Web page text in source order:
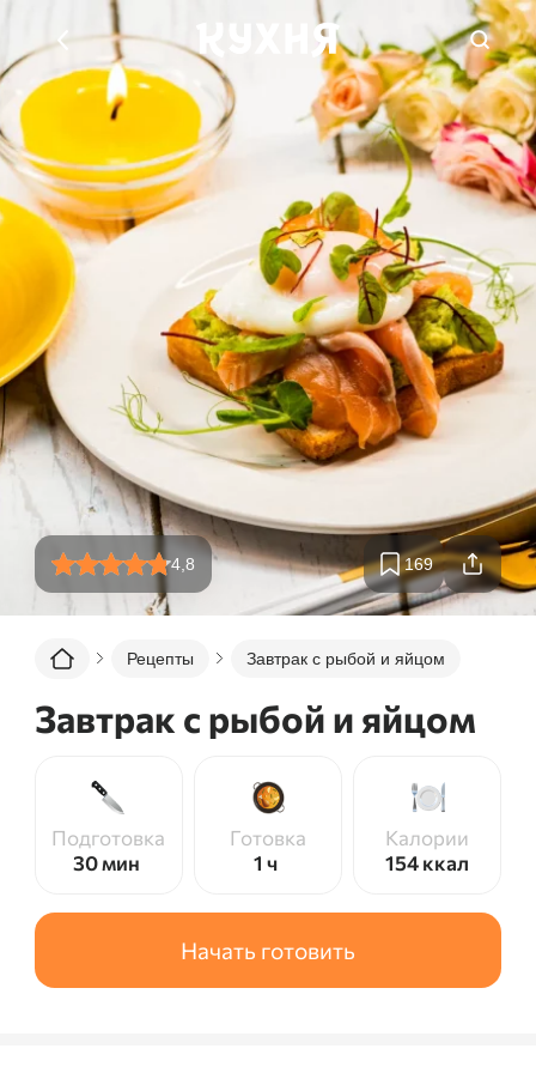
4,8 169
Рецепты Завтрак с рыбой и яйцом
Завтрак с рыбой и яйцом
Подготовка
30 мин
Готовка
1 ч
Калории
154 ккал
Начать готовить